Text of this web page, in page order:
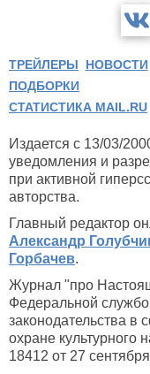
ТРЕЙЛЕРЫ НОВОСТИ
ПОДБОРКИ
СТАТИСТИКА MAIL.RU
Издается с 13/03/
уведомления и
при активной
авторства.
Главный редактор
Александр
Горбачев.
Журнал "про
Федеральной
законодательства в
охране
18412 от 27